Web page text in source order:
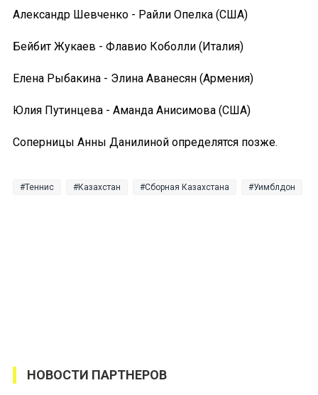
Александр Шевченко - Райли Опелка (США)
Бейбит Жукаев - Флавио Коболли (Италия)
Елена Рыбакина - Элина Аванесян (Армения)
Юлия Путинцева - Аманда Анисимова (США)
Соперницы Анны Данилиной определятся позже.
Теннис Казахстан Сборная Казахстана Уимблдон
НОВОСТИ ПАРТНЕРОВ